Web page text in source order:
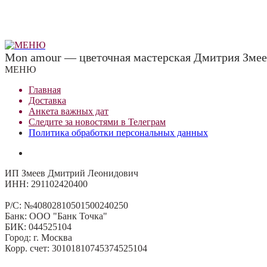
Mon amour — цветочная мастерская Дмитрия
МЕНЮ
Главная
Доставка
Анкета важных дат
Следите за новостями в Телеграм
Политика обработки персональных данных
ИП Змеев Дмитрий Леонидович
ИНН: 291102420400
Р/С: №40802810501500240250
Банк: ООО "Банк Точка"
БИК: 044525104
Город: г. Москва
Корр. счет: 30101810745374525104